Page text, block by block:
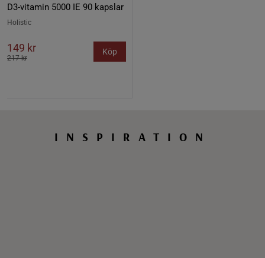
D3-vitamin 5000 IE 90 kapslar
Holistic
149 kr
217 kr
Köp
INSPIRATION